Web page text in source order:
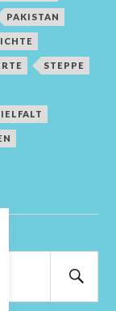
PAKISTAN
STEPPE